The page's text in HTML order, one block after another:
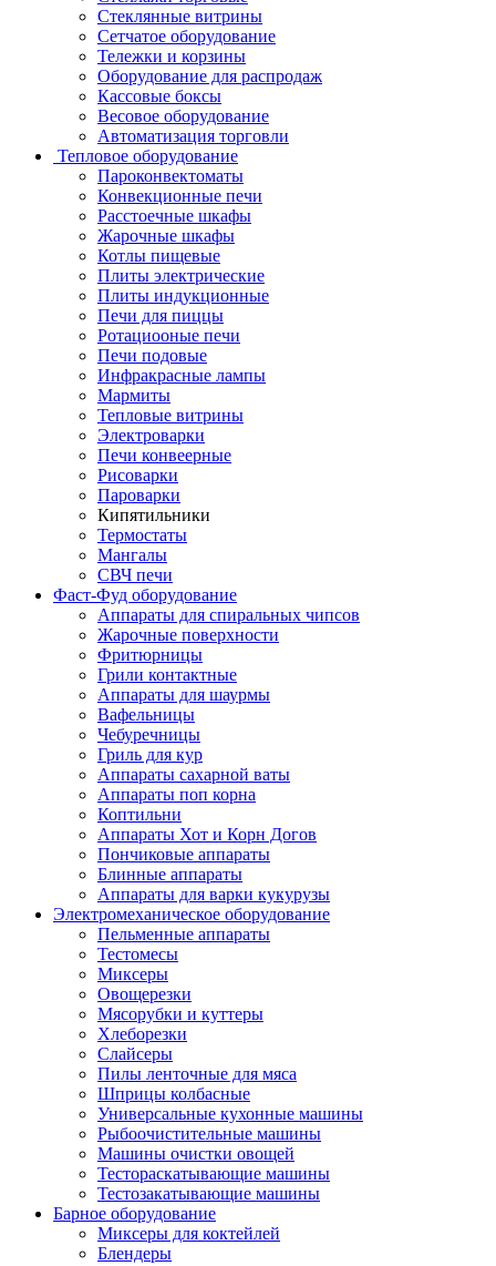
Стеклянные витрины
Сетчатое оборудование
Тележки и корзины
Оборудование для распродаж
Кассовые боксы
Весовое оборудование
Автоматизация торговли
Тепловое оборудование
Пароконвектоматы
Конвекционные печи
Расстоечные шкафы
Жарочные шкафы
Котлы пищевые
Плиты электрические
Плиты индукционные
Печи для пиццы
Ротациооные печи
Печи подовые
Инфракрасные лампы
Мармиты
Тепловые витрины
Электроварки
Печи конвеерные
Рисоварки
Пароварки
Кипятильники
Термостаты
Мангалы
СВЧ печи
Фаст-Фуд оборудование
Аппараты для спиральных чипсов
Жарочные поверхности
Фритюрницы
Грили контактные
Аппараты для шаурмы
Вафельницы
Чебуречницы
Гриль для кур
Аппараты сахарной ваты
Аппараты поп корна
Коптильни
Аппараты Хот и Корн Догов
Пончиковые аппараты
Блинные аппараты
Аппараты для варки кукурузы
Электромеханическое оборудование
Пельменные аппараты
Тестомесы
Миксеры
Овощерезки
Мясорубки и куттеры
Хлеборезки
Слайсеры
Пилы ленточные для мяса
Шприцы колбасные
Универсальные кухонные машины
Рыбоочистительные машины
Машины очистки овощей
Тестораскатывающие машины
Тестозакатывающие машины
Барное оборудование
Миксеры для коктейлей
Блендеры